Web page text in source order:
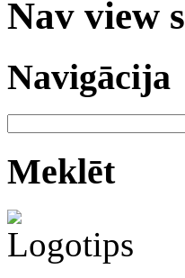
Nav view
Navigācija
Meklēt